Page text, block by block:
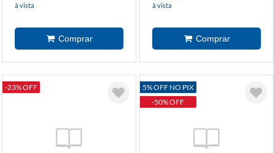
à vista à vista
-23% OFF
5% OFF NO PIX
-50% OFF